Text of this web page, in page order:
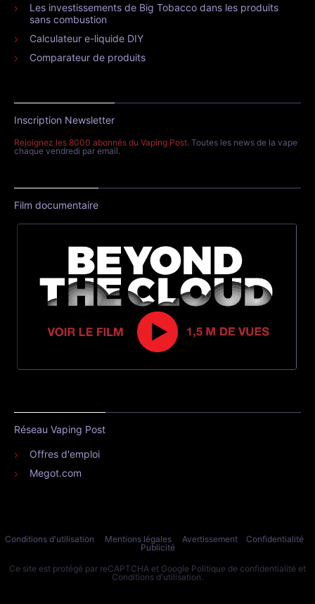
Les investissements de Big Tobacco dans les produits
sans combustion
Calculateur e-liquide DIY
Comparateur de produits
Inscription Newsletter
Rejoignez les 8000 abonnés du Vaping Post. Toutes les news de la vape
chaque vendredi par email.
Film documentaire
Réseau Vaping Post
Offres d'emploi
Megot.com
Conditions d'utilisation Mentions légales Avertissement
Confidentialité
Publicité
Ce site est protégé par reCAPTCHA et Google Politique de confidentialité et
Conditions d'utilisation.